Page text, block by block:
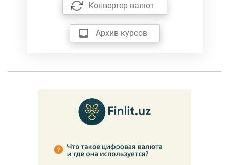
Конвертер валют
Архив курсов